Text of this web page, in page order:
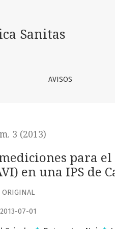
Sanitas
AVISOS
3 (2013)
para
en una IPS de
ORIGINAL
07-01